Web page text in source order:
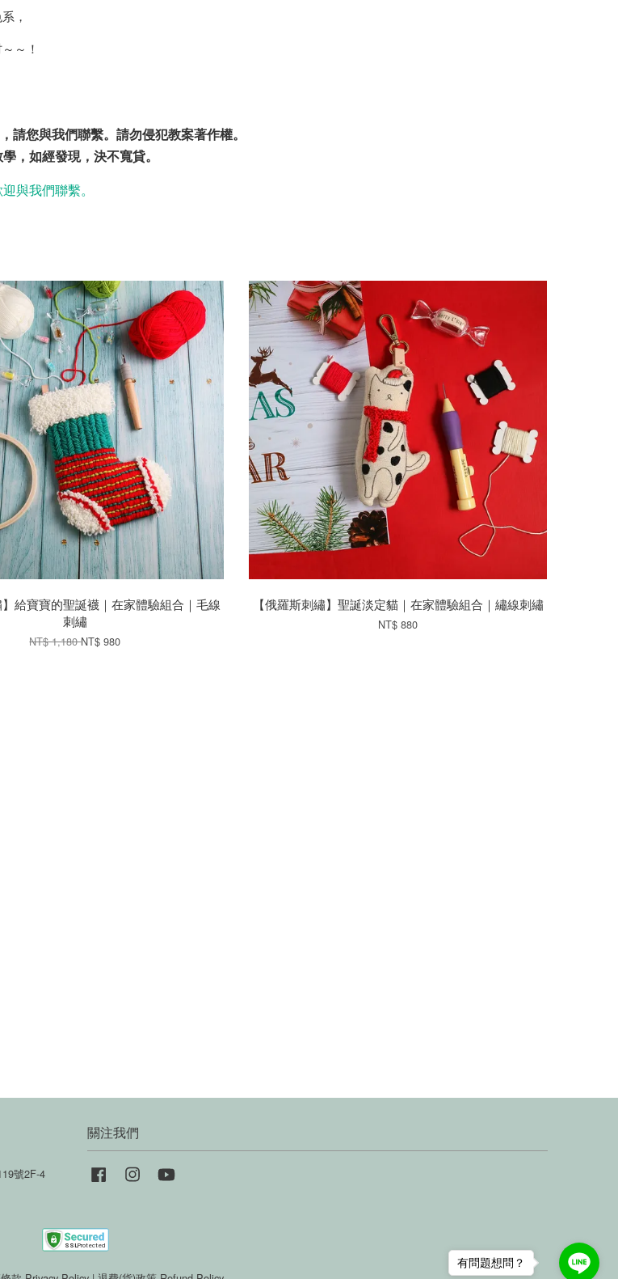
，
～！
您與我們聯繫。請勿侵犯教案著作權。
，如經發現，決不寬貸。
與我們聯繫。
】給寶寶的聖誕襪｜在家體驗組合｜毛線
刺繡
NT$ 1,180NT$ 980
【俄羅斯刺繡】聖誕淡定貓｜在家體驗組合｜繡線刺繡
NT$ 880
號2F-4
關注我們
Facebook Instagram
有問題想問？